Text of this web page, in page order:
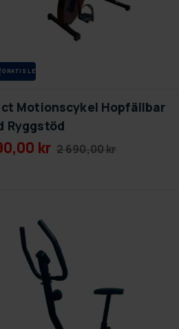
GRA­TIS LE­VE­RANS
Motionscykel Hopfällbar
Ryggstöd
kr 2 690,00 kr